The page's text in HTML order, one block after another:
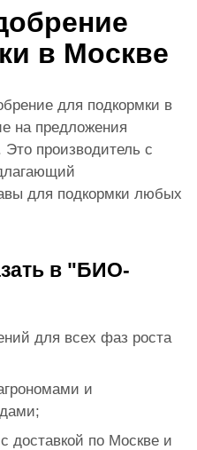
в Москве
для подкормки в
на предложения
производитель с
для подкормки любых
в "БИО-
для всех фаз роста
и
доставкой по Москве и